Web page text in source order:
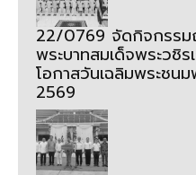
22/0769 จัดกิจกรรม
พระบาทสมเด็จพระวชิร
โอกาสวันเฉลิมพระชน
2569